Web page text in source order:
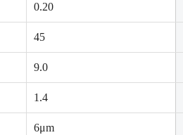
0.20
45
9.0
1.4
6μm